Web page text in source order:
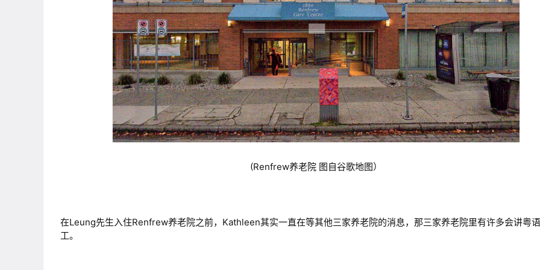
(Renfrew养老院 图自谷歌地图）
在Leung先生入住Renfrew养老院之前，Kathleen其实一直在等其他三家养老院的消息，那三家养老院里有许多会讲粤
工。